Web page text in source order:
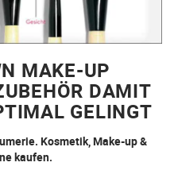
MAKE-UP
DAMIT
GELINGT
Kosmetik, Make-up &
kaufen.